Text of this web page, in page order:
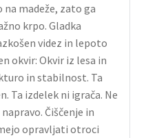
madeže, zato ga
krpo. Gladka
videz in lepoto
okvir: Okvir iz lesa in
in stabilnost. Ta
Ta izdelek ni igrača. Ne
Čiščenje in
opravljati otroci